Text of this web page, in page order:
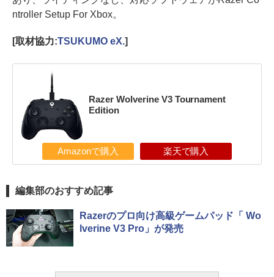
ntroller Setup For Xbox。
[取材協力:TSUKUMO eX.]
Razer Wolverine V3 Tournament
Edition
Amazonで購入 楽天で購入
編集部のおすすめ記事
Razerのプロ向け高級ゲームパッド「 Wo
lverine V3 Pro」が発売